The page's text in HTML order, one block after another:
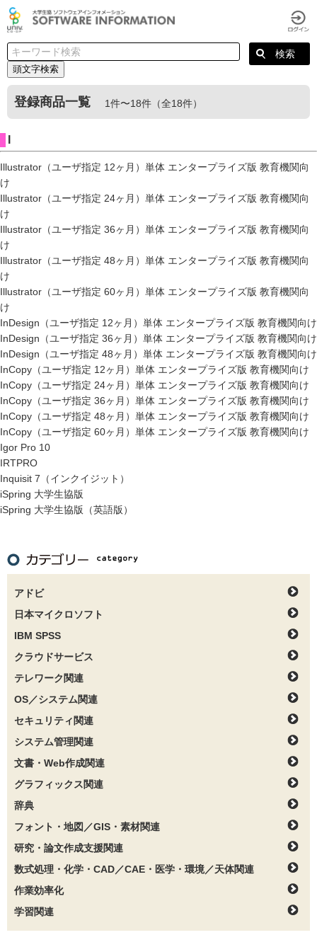
頭文字検索
登録商品一覧 1件〜18件（全18件）
Illustrator（ユーザ指定 12ヶ月）単体 エンタープライズ版 教育機関向
け
Illustrator（ユーザ指定 24ヶ月）単体 エンタープライズ版 教育機関向
け
Illustrator（ユーザ指定 36ヶ月）単体 エンタープライズ版 教育機関向
け
Illustrator（ユーザ指定 48ヶ月）単体 エンタープライズ版 教育機関向
け
Illustrator（ユーザ指定 60ヶ月）単体 エンタープライズ版 教育機関向
け
InDesign（ユーザ指定 12ヶ月）単体 エンタープライズ版 教育機関向け
InDesign（ユーザ指定 36ヶ月）単体 エンタープライズ版 教育機関向け
InDesign（ユーザ指定 48ヶ月）単体 エンタープライズ版 教育機関向け
InCopy（ユーザ指定 12ヶ月）単体 エンタープライズ版 教育機関向け
InCopy（ユーザ指定 24ヶ月）単体 エンタープライズ版 教育機関向け
InCopy（ユーザ指定 36ヶ月）単体 エンタープライズ版 教育機関向け
InCopy（ユーザ指定 48ヶ月）単体 エンタープライズ版 教育機関向け
InCopy（ユーザ指定 60ヶ月）単体 エンタープライズ版 教育機関向け
Igor Pro 10
IRTPRO
Inquisit 7（インクイジット）
iSpring 大学生協版
iSpring 大学生協版（英語版）
アドビ
日本マイクロソフト
IBM SPSS
クラウドサービス
テレワーク関連
OS／システム関連
セキュリティ関連
システム管理関連
文書・Web作成関連
グラフィックス関連
辞典
フォント・地図／GIS・素材関連
研究・論文作成支援関連
数式処理・化学・CAD／CAE・医学・環境／天体関連
作業効率化
学習関連